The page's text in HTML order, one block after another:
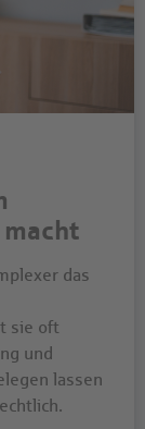
das
sie oft
und
lassen